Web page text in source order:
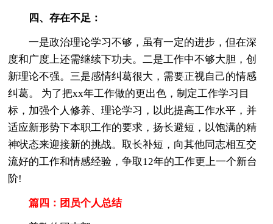
四、存在不足：
一是政治理论学习不够，虽有一定的进步，但在深
度和广度上还需继续下功夫。二是工作中不够大胆，创
新理论不强。三是感情纠葛很大，需要正视自己的情感
纠葛。 为了把xx年工作做的更出色，制定工作学习目
标，加强个人修养、理论学习，以此提高工作水平，并
适应新形势下本职工作的要求，扬长避短，以饱满的精
神状态来迎接新的挑战。取长补短，向其他同志相互交
流好的工作和情感经验，争取12年的工作更上一个新台
阶!
篇四：团员个人总结